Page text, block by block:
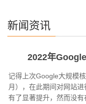
新闻资讯
2022年
记得上次Google大规模
月），在此期间对网站
有了显著提升，然而没